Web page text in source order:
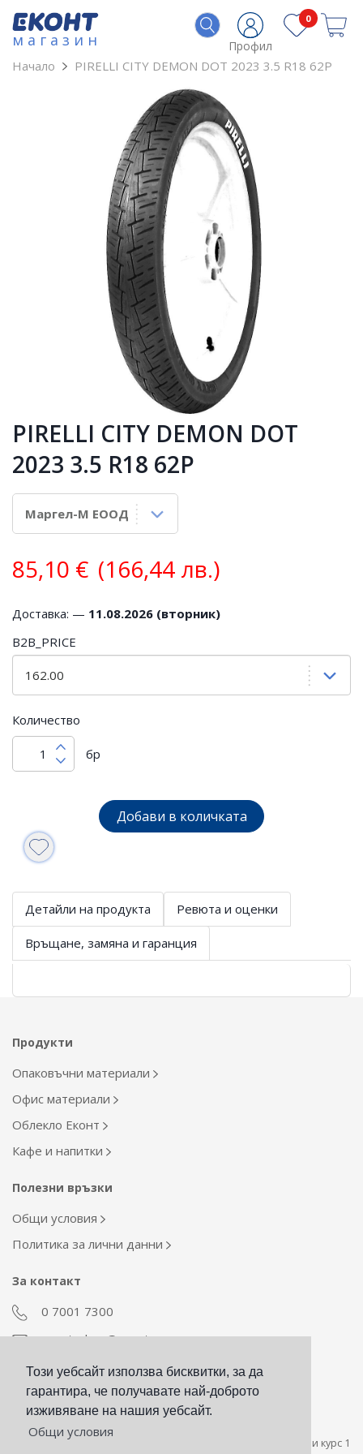
Този уебсайт използва бисквитки, за да
гарантира, че получавате най-доброто
изживяване на нашия уебсайт.
Общи условия
магазин Профил
0
Начало PIRELLI CITY DEMON DOT 2023 3.5 R18 62P
PIRELLI CITY DEMON DOT
2023 3.5 R18 62P
85,10 € (166,44 лв.)
Доставка: — 11.08.2026 (вторник)
B2B_PRICE
Количество
бр
Добави в количката
Детайли на продукта Ревюта и оценки
Връщане, замяна и гаранция
Продукти
Опаковъчни материали
Офис материали
Облекло Еконт
Кафе и напитки
Полезни връзки
Общи условия
Политика за лични данни
За контакт
0 7001 7300
econt_shop@econt.com
Екип Материални ресурси
otdel_mr@econt.com
Стойността на сумата за плащане в евро е пресметната при курс 1